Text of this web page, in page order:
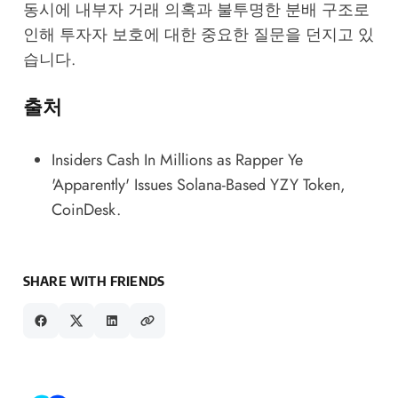
동시에 내부자 거래 의혹과 불투명한 분배 구조로
인해 투자자 보호에 대한 중요한 질문을 던지고 있
습니다.
출처
Insiders Cash In Millions as Rapper Ye
'Apparently' Issues Solana-Based YZY Token,
CoinDesk.
SHARE WITH FRIENDS